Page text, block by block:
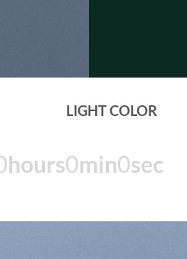
LIGHT COLOR
hours0min0sec